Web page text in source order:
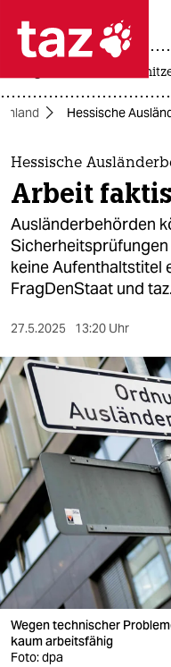
 taz
themen
politik
öko
gesellschaft
kultur
sport
berlin
nord
wahrheit
verlag
verlag
veranstaltungen
shop
fragen & hilfe
Hessische
Hessische
Arbeit
Ausländerbehörden
keine Aufenthaltstitel
FragDenStaat und taz.
27.5.2025 13:20 Uhr
Wegen technischer
kaum arbeitsfähig
Foto: dpa